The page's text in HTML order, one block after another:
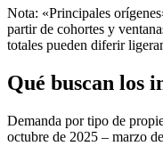
Nota: «Principales
partir de cohortes y
totales pueden diferir
Qué buscan los
Demanda por tipo de
octubre de 2025 – marzo